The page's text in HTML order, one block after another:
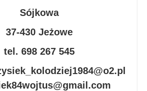
Sójkowa
37-430 Jeżowe
tel. 698 267 545